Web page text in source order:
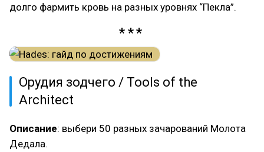
долго фармить кровь на разных уровнях “Пекла”.
Орудия зодчего / Tools of the
Architect
Описание: выбери 50 разных зачарований Молота
Дедала.